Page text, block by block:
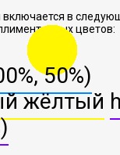
в
цветов:
50%)
жёлтый